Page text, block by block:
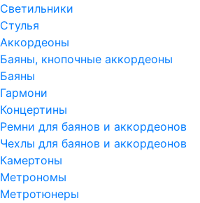
Светильники
Стулья
Аккордеоны
Баяны, кнопочные аккордеоны
Баяны
Гармони
Концертины
Ремни для баянов и аккордеонов
Чехлы для баянов и аккордеонов
Камертоны
Метрономы
Метротюнеры